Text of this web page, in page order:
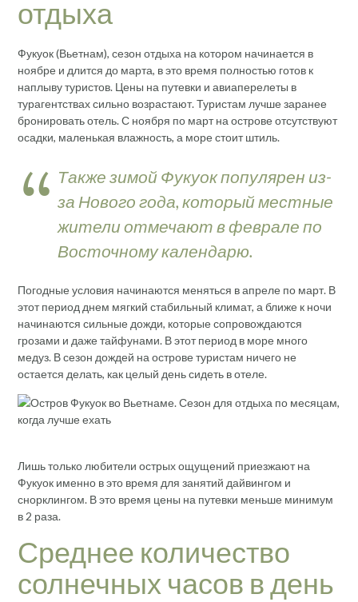
отдыха
Фукуок (Вьетнам), сезон отдыха на котором начинается в
ноябре и длится до марта, в это время полностью готов к
наплыву туристов. Цены на путевки и авиаперелеты в
турагентствах сильно возрастают. Туристам лучше заранее
бронировать отель. С ноября по март на острове отсутствуют
осадки, маленькая влажность, а море стоит штиль.
Также зимой Фукуок популярен из-
за Нового года, который местные
жители отмечают в феврале по
Восточному календарю.
Погодные условия начинаются меняться в апреле по март. В
этот период днем мягкий стабильный климат, а ближе к ночи
начинаются сильные дожди, которые сопровождаются
грозами и даже тайфунами. В этот период в море много
медуз. В сезон дождей на острове туристам ничего не
остается делать, как целый день сидеть в отеле.
Лишь только любители острых ощущений приезжают на
Фукуок именно в это время для занятий дайвингом и
снорклингом. В это время цены на путевки меньше минимум
в 2 раза.
Среднее количество
солнечных часов в день